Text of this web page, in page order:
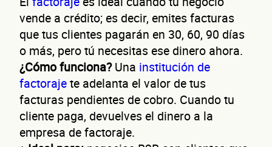
vende a crédito; es decir, emites facturas
que tus clientes pagarán en 30, 60, 90 días
o más, pero tú necesitas ese dinero ahora.
¿Cómo funciona?Una institución de
factorajete adelanta el valor de tus
facturas pendientes de cobro. Cuando tu
cliente paga, devuelves el dinero a la
empresa de factoraje.